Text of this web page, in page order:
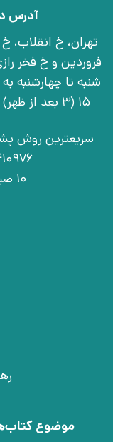
آدرس
15 (3 بعد از ظهر) - قبل از تشریف آوردن تماس بگیرید
سریعترین روش
021-66410976 | 09030925756
10 صبح الی 15 (3 بعد از ظهر)
موضوع